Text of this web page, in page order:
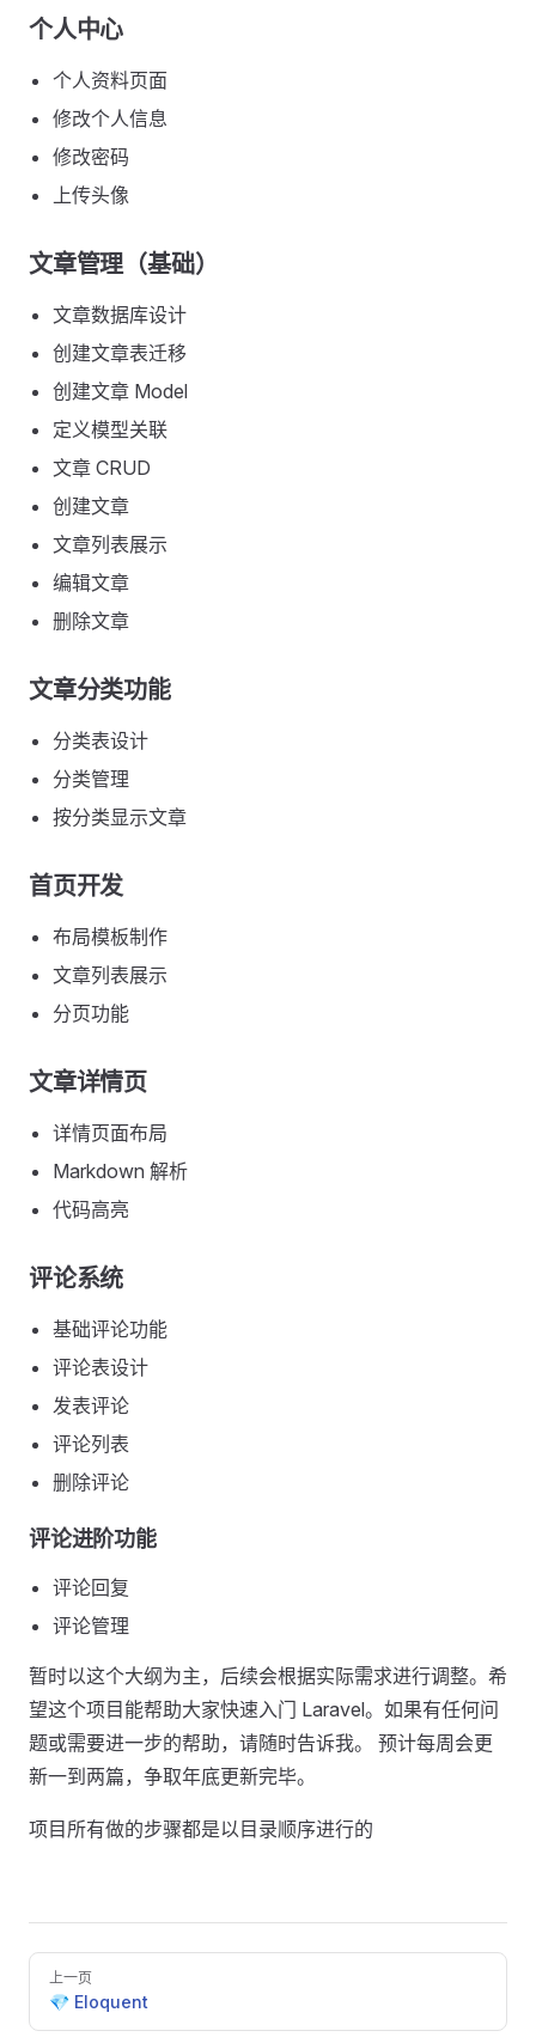
个人中心
个人资料页面
修改个人信息
修改密码
上传头像
文章管理（基础）
文章数据库设计
创建文章表迁移
创建文章 Model
定义模型关联
文章 CRUD
创建文章
文章列表展示
编辑文章
删除文章
文章分类功能
分类表设计
分类管理
按分类显示文章
首页开发
布局模板制作
文章列表展示
分页功能
文章详情页
详情页面布局
Markdown 解析
代码高亮
评论系统
基础评论功能
评论表设计
发表评论
评论列表
删除评论
评论进阶功能
评论回复
评论管理
暂时以这个大纲为主，后续会根据实际需求进行调整。希
望这个项目能帮助大家快速入门 Laravel。如果有任何问
题或需要进一步的帮助，请随时告诉我。 预计每周会更
新一到两篇，争取年底更新完毕。
项目所有做的步骤都是以目录顺序进行的
Pager
上一页
💎 Eloquent